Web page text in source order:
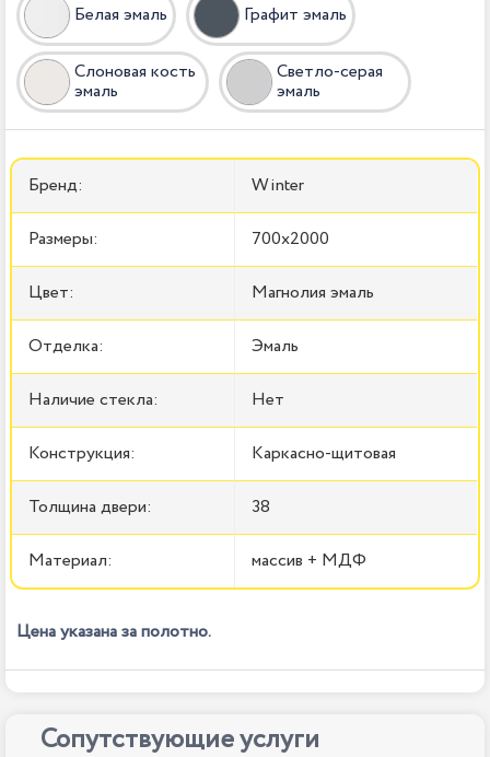
Белая эмаль Графит эмаль
Слоновая кость
эмаль
Светло-серая
эмаль
Бренд: Winter
Размеры: 700x2000
Цвет: Магнолия эмаль
Отделка: Эмаль
Наличие стекла: Нет
Конструкция: Каркасно-щитовая
Толщина двери: 38
Материал: массив + МДФ
Цена указана за полотно.
Сопутствующие услуги